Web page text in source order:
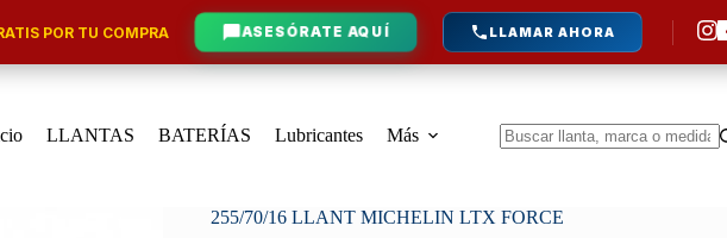
POR TU COMPRA ASESÓRATE AQUÍ LLAMAR AHORA
LLANTAS BATERÍAS Lubricantes
Más
255/70/16 LLANT MICHELIN LTX FORCE